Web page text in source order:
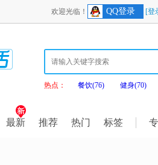
欢迎光临！ QQ登录 [登
热点： 餐饮(76) 健身(70)
最新 推荐 热门 标签